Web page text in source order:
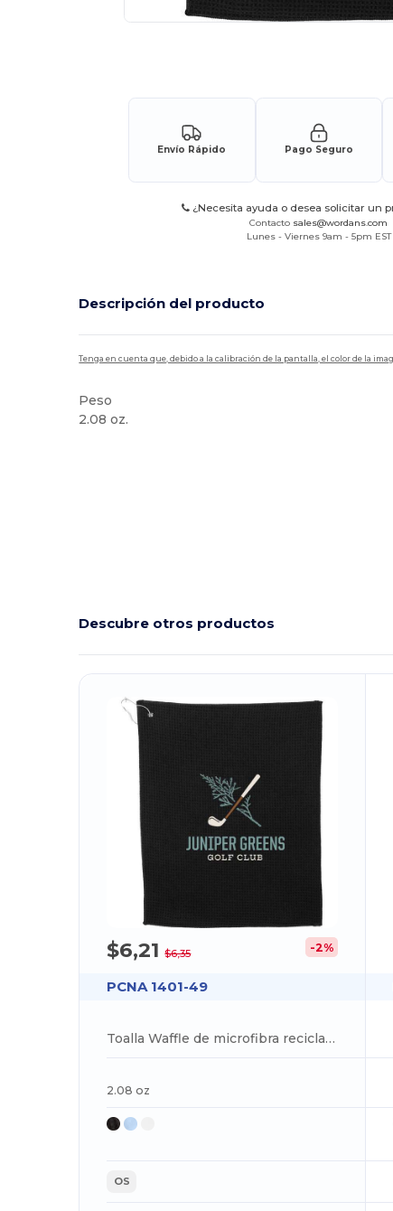
Envío Rápido Pago Seguro
¿Necesita ayuda o desea solicitar un
Contacto sales@wordans.com
Lunes - Viernes 9am - 5pm EST
Descripción del producto
Tenga en cuenta que, debido a la calibración de la pantalla, el color de la
Peso
2.08 oz.
Descubre otros productos
$6,21$6,35 -2%
PCNA 1401-49
Toalla Waffle de microfibra reciclada de 200 g de 15 x 18 pulgadas
2.08 oz
OS